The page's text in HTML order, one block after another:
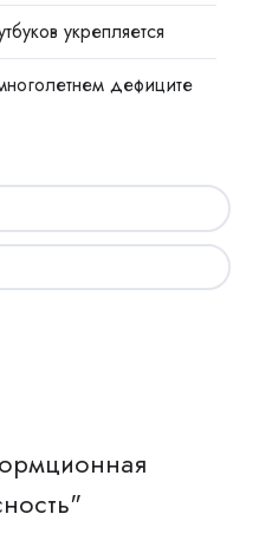
укрепляется
дефиците